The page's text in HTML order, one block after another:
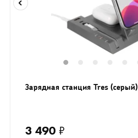
Зарядная станция Tres (серый)
3 490 ₽